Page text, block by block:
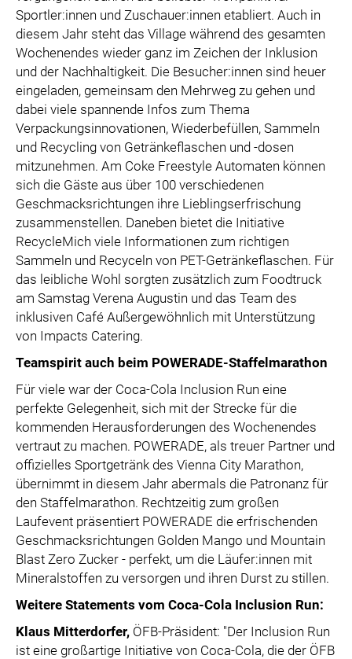
Sportler:innen und Zuschauer:innen etabliert. Auch in
diesem Jahr steht das Village während des gesamten
Wochenendes wieder ganz im Zeichen der Inklusion
und der Nachhaltigkeit. Die Besucher:innen sind heuer
eingeladen, gemeinsam den Mehrweg zu gehen und
dabei viele spannende Infos zum Thema
Verpackungsinnovationen, Wiederbefüllen, Sammeln
und Recycling von Getränkeflaschen und -dosen
mitzunehmen. Am Coke Freestyle Automaten können
sich die Gäste aus über 100 verschiedenen
Geschmacksrichtungen ihre Lieblingserfrischung
zusammenstellen. Daneben bietet die Initiative
RecycleMich viele Informationen zum richtigen
Sammeln und Recyceln von PET-Getränkeflaschen. Für
das leibliche Wohl sorgten zusätzlich zum Foodtruck
am Samstag Verena Augustin und das Team des
inklusiven Café Außergewöhnlich mit Unterstützung
von Impacts Catering.
Teamspirit auch beim POWERADE-Staffelmarathon
Für viele war der Coca-Cola Inclusion Run eine
perfekte Gelegenheit, sich mit der Strecke für die
kommenden Herausforderungen des Wochenendes
vertraut zu machen. POWERADE, als treuer Partner und
offizielles Sportgetränk des Vienna City Marathon,
übernimmt in diesem Jahr abermals die Patronanz für
den Staffelmarathon. Rechtzeitig zum großen
Laufevent präsentiert POWERADE die erfrischenden
Geschmacksrichtungen Golden Mango und Mountain
Blast Zero Zucker - perfekt, um die Läufer:innen mit
Mineralstoffen zu versorgen und ihren Durst zu stillen.
Weitere Statements vom Coca-Cola Inclusion Run:
Klaus Mitterdorfer, ÖFB-Präsident: "Der Inclusion Run
ist eine großartige Initiative von Coca-Cola, die der ÖFB